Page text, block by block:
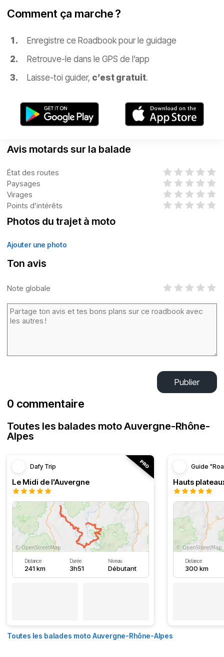
Comment ça marche ?
Enregistre ce Roadbook pour le guidage
Retrouve-le dans le GPS de l’app
Laisse-toi guider, c’est gratuit.
Avis motards sur la balade
État des routes
Paysages
Virages
Points d’intérêts
Photos du trajet à moto
Ajouter une photo
Ton avis
Note globale
Publier
0 commentaire
Toutes les balades moto Auvergne-Rhône-
Alpes
Dafy Trip
Le Midi de l'Auvergne
Distance
241 km
Durée
3h51
Niveau
Débutant
Guide
Hauts
Distance
300 km
Toutes les balades moto Auvergne-Rhône-Alpes